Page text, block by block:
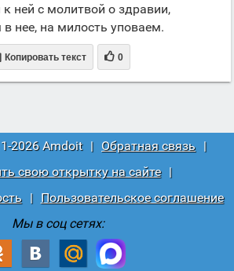
ней с молитвой о здравии,
нее, на милость уповаем.
Копировать текст  0
2026 Amdoit | Обратная связь |
свою открытку на сайте
|
|
Пользовательское соглашение
Мы в соц сетях: